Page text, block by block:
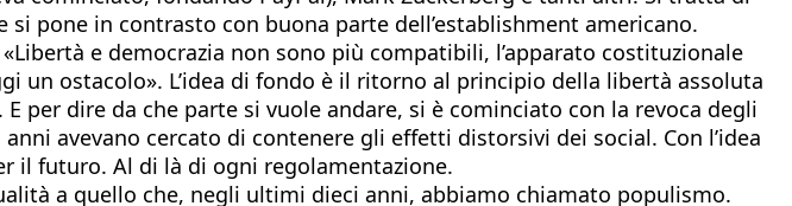
pone in contrasto con buona parte dell’establishment americano.
e democrazia non sono più compatibili, l’apparato costituzionale
ostacolo». L’idea di fondo è il ritorno al principio della libertà assoluta
per dire da che parte si vuole andare, si è cominciato con la revoca degli
avevano cercato di contenere gli effetti distorsivi dei social. Con l’idea
il futuro. Al di là di ogni regolamentazione.
a quello che, negli ultimi dieci anni, abbiamo chiamato populismo.